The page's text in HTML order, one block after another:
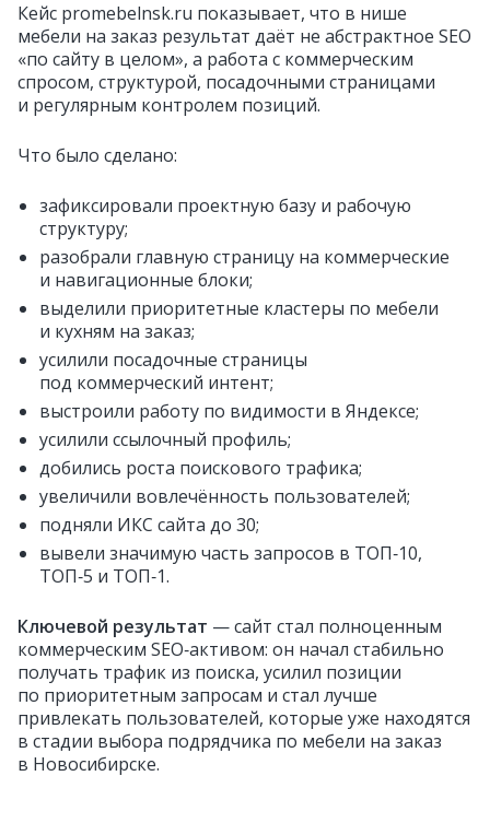
Кейс promebelnsk.ru показывает, что в нише
мебели на заказ результат даёт не абстрактное SEO
«по сайту в целом», а работа с коммерческим
спросом, структурой, посадочными страницами
и регулярным контролем позиций.
Что было сделано:
зафиксировали проектную базу и рабочую
структуру;
разобрали главную страницу на коммерческие
и навигационные блоки;
выделили приоритетные кластеры по мебели
и кухням на заказ;
усилили посадочные страницы
под коммерческий интент;
выстроили работу по видимости в Яндексе;
усилили ссылочный профиль;
добились роста поискового трафика;
увеличили вовлечённость пользователей;
подняли ИКС сайта до 30;
вывели значимую часть запросов в ТОП‑10,
ТОП‑5 и ТОП‑1.
Ключевой результат — сайт стал полноценным
коммерческим SEO‑активом: он начал стабильно
получать трафик из поиска, усилил позиции
по приоритетным запросам и стал лучше
привлекать пользователей, которые уже находятся
в стадии выбора подрядчика по мебели на заказ
в Новосибирске.